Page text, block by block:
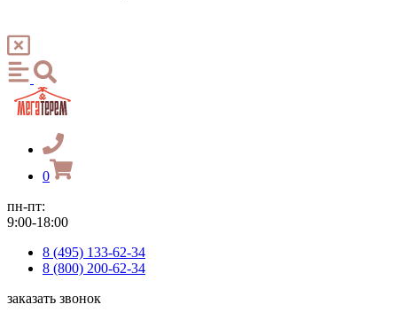
0
пн-пт:
9:00-18:00
8 (495) 133-62-34
8 (800) 200-62-34
заказать звонок